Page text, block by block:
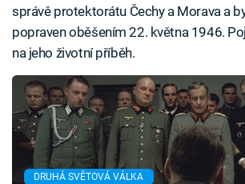
správě protektorátu Čechy a Morava a
popraven oběšením 22. května 1946.
na jeho životní příběh.
DRUHÁ SVĚTOVÁ VÁLKA